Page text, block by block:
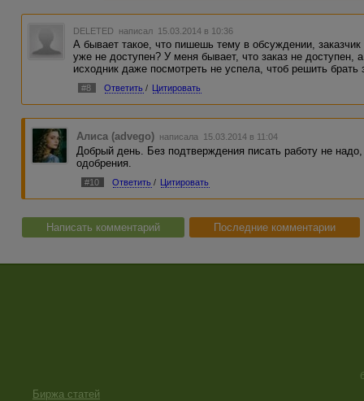
DELETED написал 15.03.2014 в 10:36
А бывает такое, что пишешь тему в обсуждении,
уже не доступен? У меня бывает, что заказ не доступен,
исходник даже посмотреть не успела, чтоб решить брать
#8 Ответить / Цитировать
Алиса (advego) написала 15.03.2014 в 11:04
Добрый день. Без подтверждения писать работу не
одобрения.
#10 Ответить / Цитировать
Написать комментарий Последние комментарии
Биржа статей